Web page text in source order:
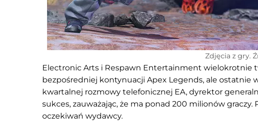
Zdjęcia z gry.
Electronic Arts i Respawn Entertainment wielokrotnie
bezpośredniej kontynuacji Apex Legends, ale ostatnie
kwartalnej rozmowy telefonicznej EA, dyrektor
sukces, zauważając, że ma ponad 200 milionów graczy.
oczekiwań wydawcy.